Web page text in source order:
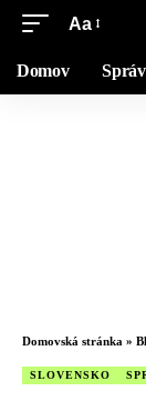
Aa
Domov
Domovská stránka »
SLOVENSKO